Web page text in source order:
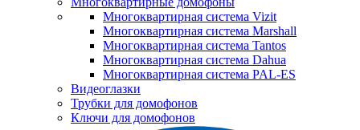
Многоквартирная система Vizit
Многоквартирная система Marshall
Многоквартирная система Tantos
Многоквартирная система Dahua
Многоквартирная система PAL-ES
Видеоглазки
Трубки для домофонов
Ключи для домофонов